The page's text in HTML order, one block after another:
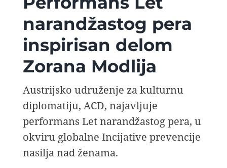
AVIOPEDIA
SPECIJAL
FOTO PRIČA
TEMA
AGENT
narandžastog pera
inspirisan delom
Zorana Modlija
Austrijsko udruženje za kulturnu
diplomatiju, ACD, najavljuje
performans Let narandžastog pera, u
okviru globalne Incijative prevencije
nasilja nad ženama.